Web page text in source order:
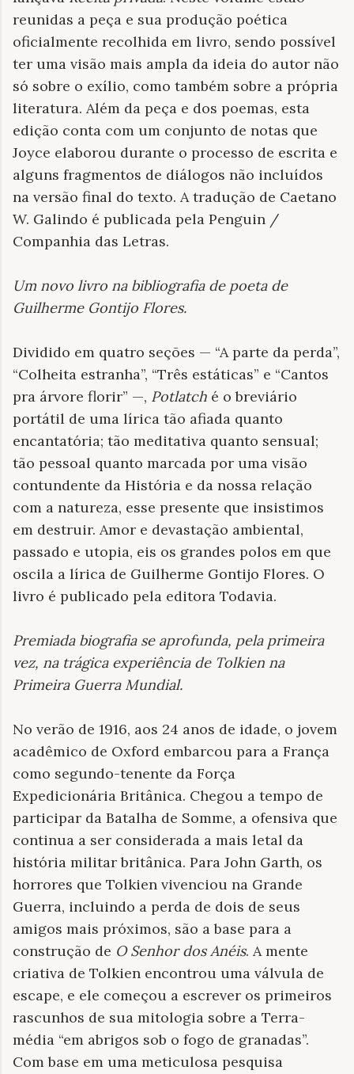
reunidas a peça e sua produção poética
oficialmente recolhida em livro, sendo possível
ter uma visão mais ampla da ideia do autor não
só sobre o exílio, como também sobre a própria
literatura. Além da peça e dos poemas, esta
edição conta com um conjunto de notas que
Joyce elaborou durante o processo de escrita e
alguns fragmentos de diálogos não incluídos
na versão final do texto. A tradução de Caetano
W. Galindo é publicada pela Penguin /
Companhia das Letras.
Um novo livro na bibliografia de poeta de
Guilherme Gontijo Flores.
Dividido em quatro seções — “A parte da perda”,
“Colheita estranha”, “Três estáticas” e “Cantos
pra árvore florir” —, Potlatch é o breviário
portátil de uma lírica tão afiada quanto
encantatória; tão meditativa quanto sensual;
tão pessoal quanto marcada por uma visão
contundente da História e da nossa relação
com a natureza, esse presente que insistimos
em destruir. Amor e devastação ambiental,
passado e utopia, eis os grandes polos em que
oscila a lírica de Guilherme Gontijo Flores. O
livro é publicado pela editora Todavia.
Premiada biografia se aprofunda, pela primeira
vez, na trágica experiência de Tolkien na
Primeira Guerra Mundial.
No verão de 1916, aos 24 anos de idade, o jovem
acadêmico de Oxford embarcou para a França
como segundo-tenente da Força
Expedicionária Britânica. Chegou a tempo de
participar da Batalha de Somme, a ofensiva que
continua a ser considerada a mais letal da
história militar britânica. Para John Garth, os
horrores que Tolkien vivenciou na Grande
Guerra, incluindo a perda de dois de seus
amigos mais próximos, são a base para a
construção de O Senhor dos Anéis. A mente
criativa de Tolkien encontrou uma válvula de
escape, e ele começou a escrever os primeiros
rascunhos de sua mitologia sobre a Terra-
média “em abrigos sob o fogo de granadas”.
Com base em uma meticulosa pesquisa